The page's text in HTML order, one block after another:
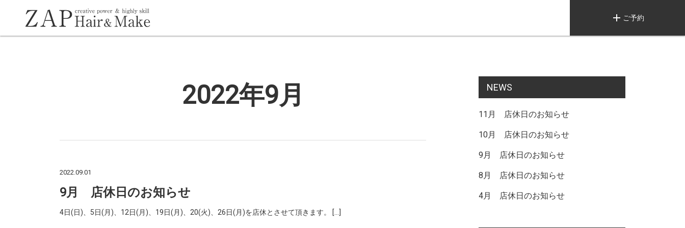
add ご予約
2022年9月
2022.09.01
9月 店休日のお知らせ
4日(日)、5日(月)、12日(月)、19日(月)、20(火)、26日(月)を店休とさせて頂きます。 […]
NEWS
11月 店休日のお知らせ
10月 店休日のお知らせ
9月 店休日のお知らせ
8月 店休日のお知らせ
4月 店休日のお知らせ